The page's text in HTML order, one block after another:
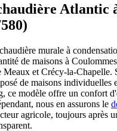
Atlantic
murale à
de maisons à
Meaux et Crécy-la-Chapelle.
de maisons individuelles
ce modèle offre un confort
nous en assurons le
agricole, toujours après